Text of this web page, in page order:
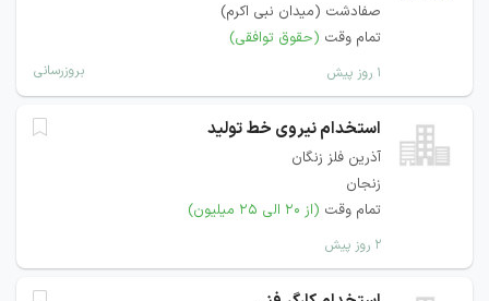
صفادشت (میدان نبی اکرم)
تمام وقت (حقوق توافقی)
۱ روز پیش بروزرسانی
استخدام نیروی خط تولید
آذرین فلز زنگان
زنجان
تمام وقت (از ۲۰ الی ۲۵ میلیون)
۲ روز پیش